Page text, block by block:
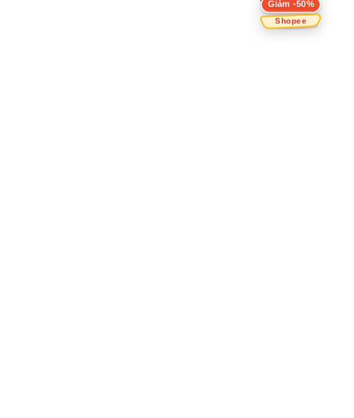
Giảm -50%
Shopee